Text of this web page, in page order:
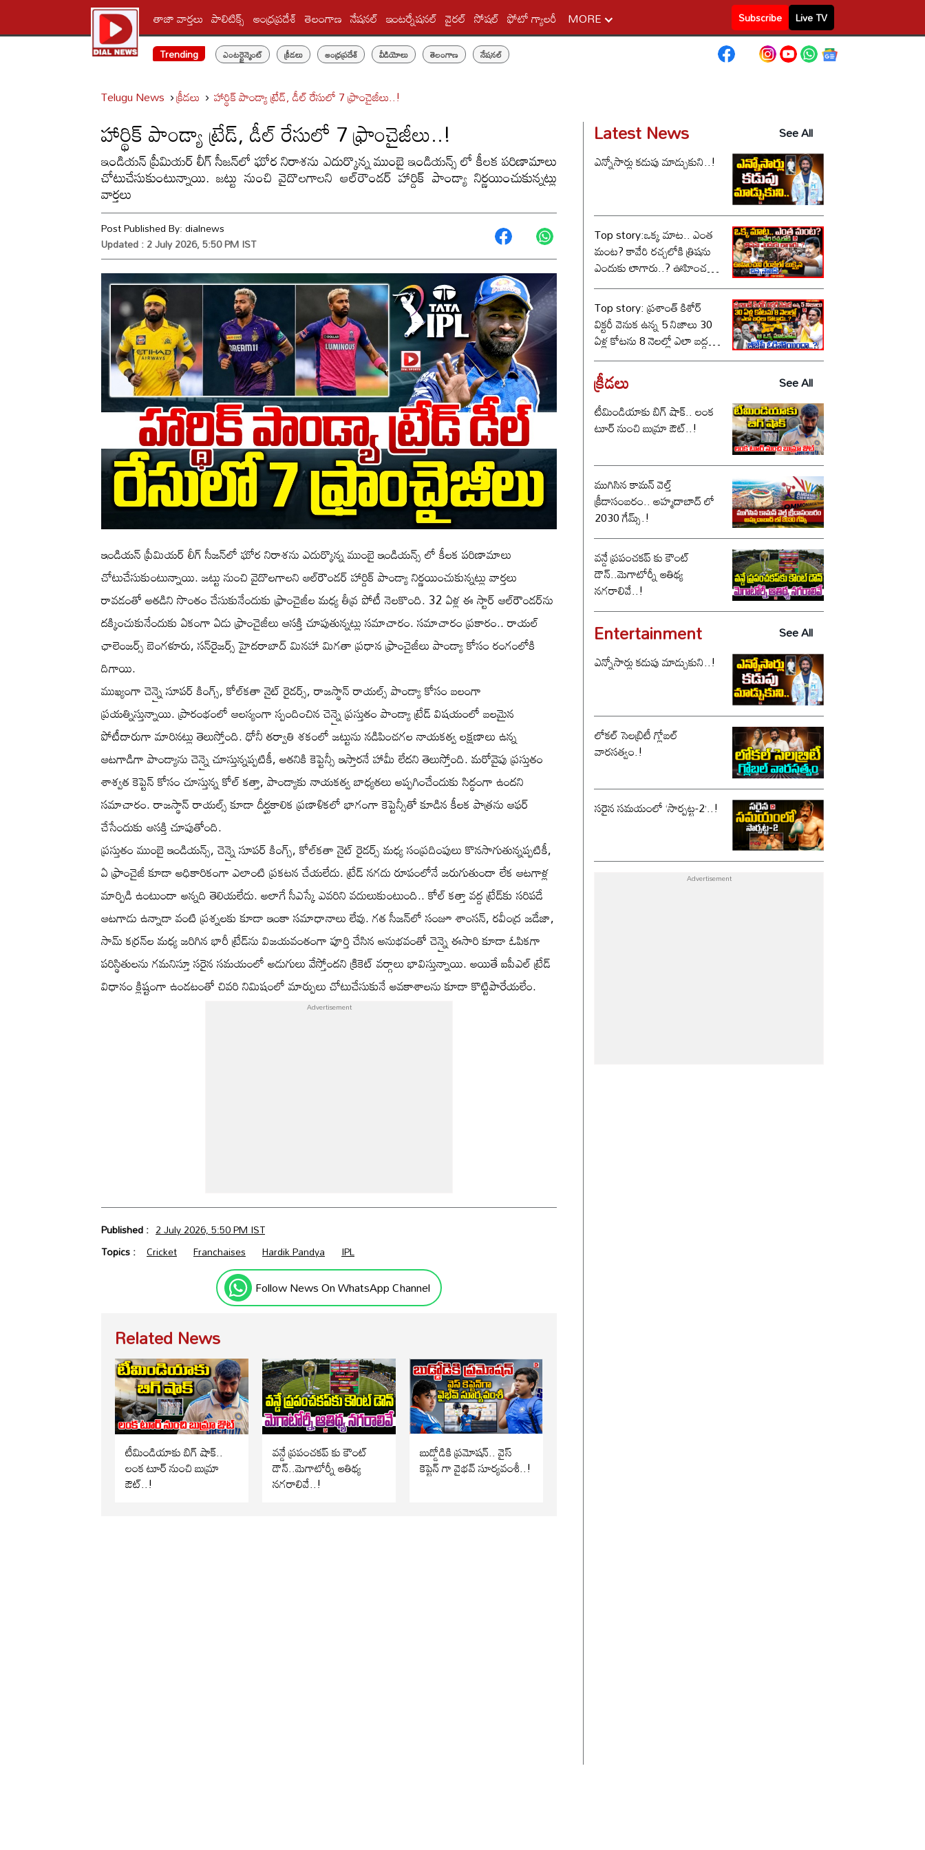
తాజా వార్తలు పాలిటిక్స్‌ ఆంధ్రప్రదేశ్ తెలంగాణ నేషనల్ ఇంటర్నేషనల్ వైరల్ సోషల్ ఫోటో గ్యాలరీ MORE Subscribe
Live TV
Trending
ఎంటర్టైన్మెంట్ క్రీడలు ఆంధ్రప్రదేశ్ వీడియోలు తెలంగాణ నేషనల్
Telugu News క్రీడలు హార్థిక్ పాండ్యా ట్రేడ్, డీల్ రేసులో 7 ఫ్రాంచైజీలు..!
హార్థిక్ పాండ్యా ట్రేడ్, డీల్ రేసులో 7 ఫ్రాంచైజీలు..!
ఇండియన్ ప్రీమియర్ లీగ్ సీజన్‌లో ఘోర నిరాశను ఎదుర్కొన్న ముంబై ఇండియన్స్ లో కీలక పరిణామాలు
చోటుచేసుకుంటున్నాయి. జట్టు నుంచి వైదొలగాలని ఆల్‌రౌండర్ హార్దిక్ పాండ్యా నిర్ణయించుకున్నట్లు
వార్తలు
Post Published By:dialnews
Updated : 2 July 2026, 5:50 PM IST
ఇండియన్ ప్రీమియర్ లీగ్ సీజన్‌లో ఘోర నిరాశను ఎదుర్కొన్న ముంబై ఇండియన్స్ లో కీలక పరిణామాలు
చోటుచేసుకుంటున్నాయి. జట్టు నుంచి వైదొలగాలని ఆల్‌రౌండర్ హార్దిక్ పాండ్యా నిర్ణయించుకున్నట్లు వార్తలు
రావడంతో అతడిని సొంతం చేసుకునేందుకు ఫ్రాంచైజీల మధ్య తీవ్ర పోటీ నెలకొంది. 32 ఏళ్ల ఈ స్టార్ ఆల్‌రౌండర్‌ను
దక్కించుకునేందుకు ఏకంగా ఏడు ఫ్రాంచైజీలు ఆసక్తి చూపుతున్నట్లు సమాచారం. సమాచారం ప్రకారం.. రాయల్
ఛాలెంజర్స్ బెంగళూరు, సన్‌రైజర్స్ హైదరాబాద్ మినహా మిగతా ప్రధాన ఫ్రాంచైజీలు పాండ్యా కోసం రంగంలోకి
దిగాయి.
ముఖ్యంగా చెన్నై సూపర్ కింగ్స్, కోల్‌కతా నైట్ రైడర్స్, రాజస్థాన్ రాయల్స్ పాండ్యా కోసం బలంగా
ప్రయత్నిస్తున్నాయి. ప్రారంభంలో ఆలస్యంగా స్పందించిన చెన్నై ప్రస్తుతం పాండ్యా ట్రేడ్ విషయంలో బలమైన
పోటీదారుగా మారినట్లు తెలుస్తోంది. ధోనీ తర్వాతి శకంలో జట్టును నడిపించగల నాయకత్వ లక్షణాలు ఉన్న
ఆటగాడిగా పాండ్యాను చెన్నై చూస్తున్నప్పటికీ, అతనికి కెప్టెన్సీ ఇస్తారనే హామీ లేదని తెలుస్తోంది. మరోవైపు ప్రస్తుతం
శాశ్వత కెప్టెన్ కోసం చూస్తున్న కోల్ కత్తా, పాండ్యాకు నాయకత్వ బాధ్యతలు అప్పగించేందుకు సిద్ధంగా ఉందని
సమాచారం. రాజస్థాన్ రాయల్స్ కూడా దీర్ఘకాలిక ప్రణాళికలో భాగంగా కెప్టెన్సీతో కూడిన కీలక పాత్రను ఆఫర్
చేసేందుకు ఆసక్తి చూపుతోంది.
ప్రస్తుతం ముంబై ఇండియన్స్, చెన్నై సూపర్ కింగ్స్, కోల్‌కతా నైట్ రైడర్స్ మధ్య సంప్రదింపులు కొనసాగుతున్నప్పటికీ,
ఏ ఫ్రాంచైజీ కూడా అధికారికంగా ఎలాంటి ప్రకటన చేయలేదు. ట్రేడ్ నగదు రూపంలోనే జరుగుతుందా లేక ఆటగాళ్ల
మార్పిడి ఉంటుందా అన్నది తెలియలేదు. అలాగే సీఎస్కే ఎవరిని వదులుకుంటుంది.. కోల్ కత్తా వద్ద ట్రేడ్‌కు సరిపడే
ఆటగాడు ఉన్నాడా వంటి ప్రశ్నలకు కూడా ఇంకా సమాధానాలు లేవు. గత సీజన్‌లో సంజూ శాంసన్, రవీంద్ర జడేజా,
సామ్ కర్రన్‌ల మధ్య జరిగిన భారీ ట్రేడ్‌ను విజయవంతంగా పూర్తి చేసిన అనుభవంతో చెన్నై ఈసారి కూడా ఓపికగా
పరిస్థితులను గమనిస్తూ సరైన సమయంలో అడుగులు వేస్తోందని క్రికెట్ వర్గాలు భావిస్తున్నాయి. అయితే ఐపీఎల్ ట్రేడ్
విధానం క్లిష్టంగా ఉండటంతో చివరి నిమిషంలో మార్పులు చోటుచేసుకునే అవకాశాలను కూడా కొట్టిపారేయలేం.
Published : 2 July 2026, 5:50 PM IST
Topics : Cricket Franchaises Hardik Pandya IPL
Follow News On WhatsApp Channel
Related News
టీమిండియాకు బిగ్ షాక్..
లంక టూర్ నుంచి బుమ్రా
ఔట్..!
వన్డే ప్రపంచకప్ కు కౌంట్
డౌన్..మెగాటోర్నీ ఆతిథ్య
నగరాలివే..!
బుడ్డోడికి ప్రమోషన్.. వైస్
కెప్టెన్ గా వైభవ్ సూర్యవంశీ..!
Latest News
See All
ఎన్నోసార్లు కడుపు మాడ్చుకుని..!
Top story:ఒక్క మాట.. ఎంత
మంట? కావేరి రచ్చలోకి త్రిషను
ఎందుకు లాగారు..? ఊహించని
రేంజ్ లో బుక్కైన చిన్న స్టాలిన్..!
Top story: ప్రశాంత్ కిశోర్
విక్టరీ వెనుక ఉన్న 5 నిజాలు 30
ఏళ్ల కోటను 8 నెలల్లో ఎలా బద్దలు
కొట్టాడు..? ఆ ఒక్క మాటతోనే
బీజేపీ ఓడిపోయిందా..?
క్రీడలు
See All
టీమిండియాకు బిగ్ షాక్.. లంక
టూర్ నుంచి బుమ్రా ఔట్..!
ముగిసిన కామన్ వెల్త్
క్రీడాసంబరం.. అహ్మదాబాద్ లో
2030 గేమ్స్.!
వన్డే ప్రపంచకప్ కు కౌంట్
డౌన్..మెగాటోర్నీ ఆతిథ్య
నగరాలివే..!
Entertainment
See All
ఎన్నోసార్లు కడుపు మాడ్చుకుని..!
లోకల్ సెలబ్రిటీ గ్లోబల్
వారసత్వం.!
సరైన సమయంలో ‘సార్పట్ట-2’..!